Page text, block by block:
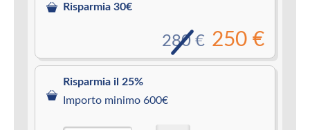
Risparmia 30€
250 €
280 €
Risparmia il 25%
Importo minimo 600€